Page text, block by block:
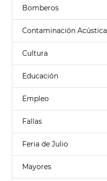
Bomberos
Contaminación Acústica
Cultura
Educación
Empleo
Fallas
Feria de Julio
Mayores